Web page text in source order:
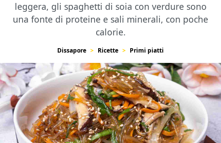
leggera, gli spaghetti di soia con verdure sono
una fonte di proteine e sali minerali, con poche
calorie.
Dissapore Ricette Primi piatti